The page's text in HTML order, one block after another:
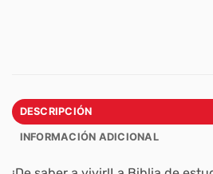
DESCRIPCIÓN
INFORMACIÓN ADICIONAL